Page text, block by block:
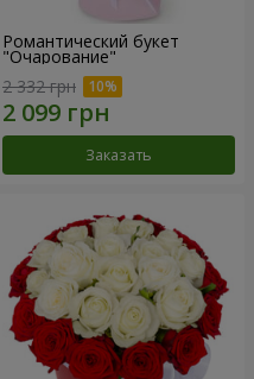
Романтический букет
"Очарование"
2 332 грн
Заказать